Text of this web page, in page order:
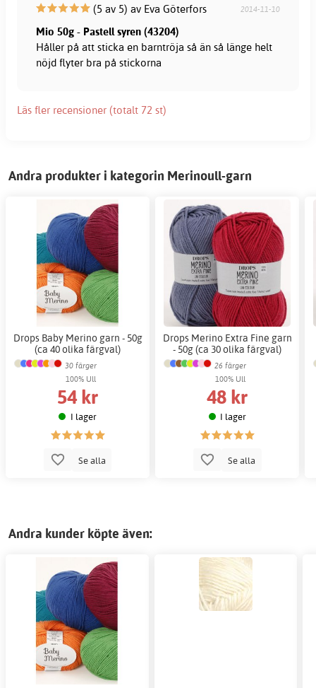
(5 av 5) av Eva Göterfors 2014-11-10
Mio 50g - Pastell syren (43204)
Håller på att sticka en barntröja så än så länge helt
nöjd flyter bra på stickorna
Läs fler recensioner (totalt 72 st)
Andra produkter i kategorin Merinoull-garn
Drops Baby Merino garn - 50g
(ca 40 olika färgval)
30 färger
100% Ull
54 kr
I lager
Se alla
Drops Merino Extra Fine garn
- 50g (ca 30 olika färgval)
26 färger
100% Ull
48 kr
I lager
Se alla
Andra kunder köpte även: